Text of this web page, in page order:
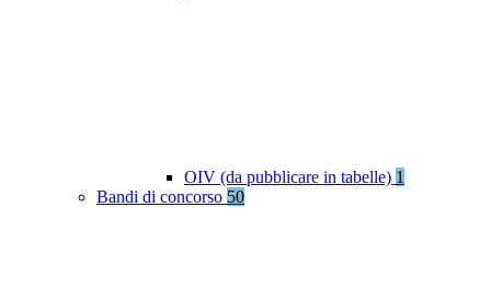
OIV (da pubblicare in tabelle) 1
Bandi di concorso 50